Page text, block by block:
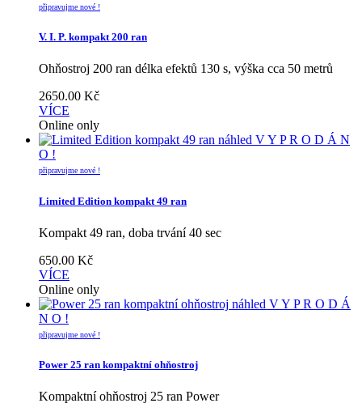
připravujme nové !
V. I. P. kompakt 200 ran
Ohňostroj 200 ran délka efektů 130 s, výška cca 50 metrů
2650.00 Kč
VÍCE
Online only
náhled V Y P R O D Á N
O !
připravujme nové !
Limited Edition kompakt 49 ran
Kompakt 49 ran, doba trvání 40 sec
650.00 Kč
VÍCE
Online only
náhled V Y P R O D Á
N O !
připravujme nové !
Power 25 ran kompaktní ohňostroj
Kompaktní ohňostroj 25 ran Power